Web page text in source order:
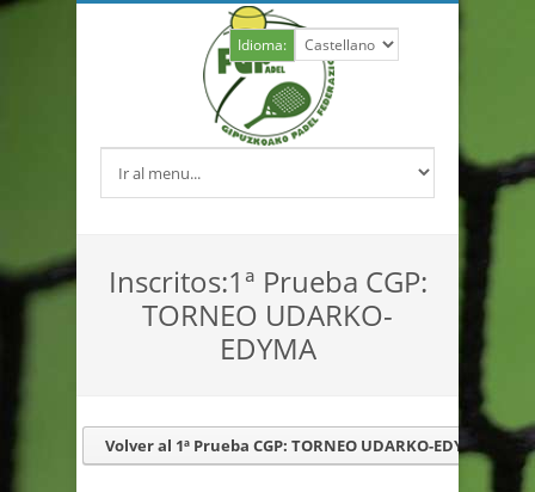
Idioma:
Inscritos:1ª Prueba CGP:
TORNEO UDARKO-
EDYMA
Volver al 1ª Prueba CGP: TORNEO UDARKO-EDYMA